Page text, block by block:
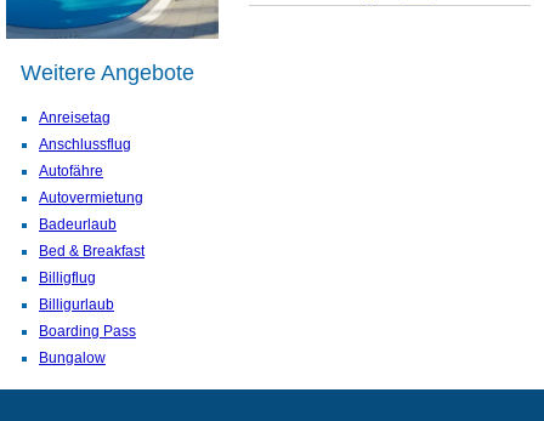
Weitere Angebote
Anreisetag
Anschlussflug
Autofähre
Autovermietung
Badeurlaub
Bed & Breakfast
Billigflug
Billigurlaub
Boarding Pass
Bungalow